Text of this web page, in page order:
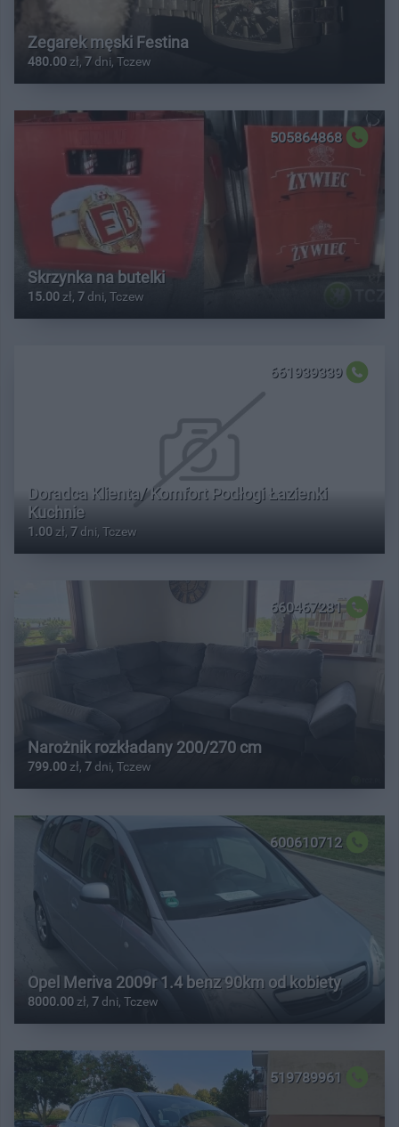
Zegarek męski Festina
480.00 zł, 7 dni, Tczew
505864868
Skrzynka na butelki
15.00 zł, 7 dni, Tczew
661939339
Doradca Klienta/ Komfort Podłogi Łazienki
Kuchnie
1.00 zł, 7 dni, Tczew
660467281
Narożnik rozkładany 200/270 cm
799.00 zł, 7 dni, Tczew
600610712
Opel Meriva 2009r 1.4 benz 90km od kobiety
8000.00 zł, 7 dni, Tczew
519789961